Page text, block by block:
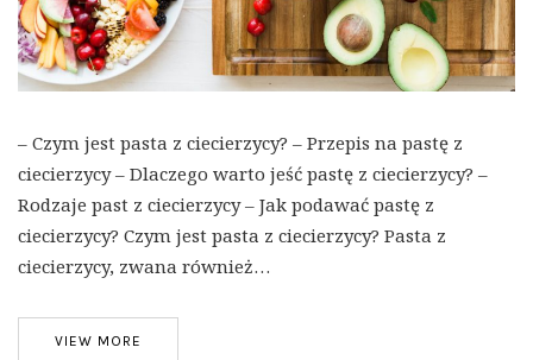
– Czym jest pasta z ciecierzycy? – Przepis na pastę z
ciecierzycy – Dlaczego warto jeść pastę z ciecierzycy? –
Rodzaje past z ciecierzycy – Jak podawać pastę z
ciecierzycy? Czym jest pasta z ciecierzycy? Pasta z
ciecierzycy, zwana również…
VIEW MORE